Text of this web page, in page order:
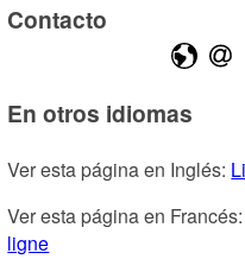
Contacto
En otros idiomas
Ver esta página en Inglés:
Ver esta página en Francés:
ligne